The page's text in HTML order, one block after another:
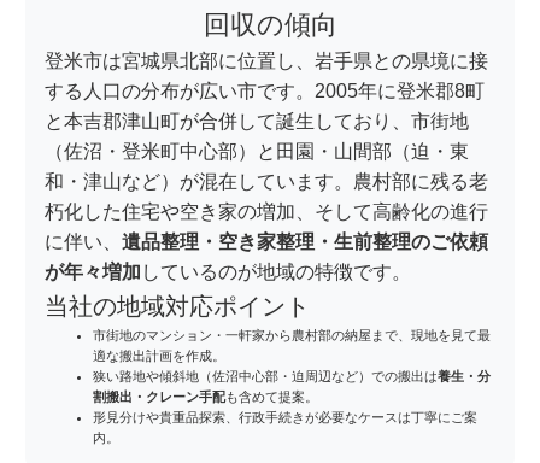
回収の傾向
登米市は宮城県北部に位置し、岩手県との県境に接
する人口の分布が広い市です。2005年に登米郡8町
と本吉郡津山町が合併して誕生しており、市街地
（佐沼・登米町中心部）と田園・山間部（迫・東
和・津山など）が混在しています。農村部に残る老
朽化した住宅や空き家の増加、そして高齢化の進行
に伴い、 遺品整理・空き家整理・生前整理のご依頼
が年々増加 しているのが地域の特徴です。
当社の地域対応ポイント
市街地のマンション・一軒家から農村部の納屋まで、現地を見て最
適な搬出計画を作成。
狭い路地や傾斜地（佐沼中心部・迫周辺など）での搬出は養生・分
割搬出・クレーン手配も含めて提案。
形見分けや貴重品探索、行政手続きが必要なケースは丁寧にご案
内。